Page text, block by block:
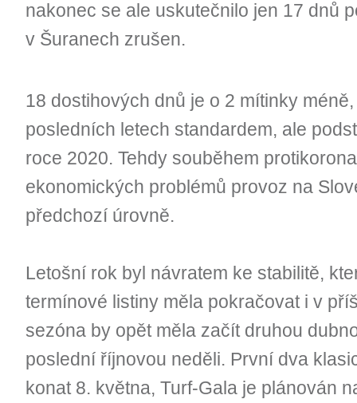
nakonec se ale uskutečnilo jen 17 dnů
v Šuranech zrušen.
18 dostihových dnů je o 2 mítinky
posledních letech standardem, ale
roce 2020. Tehdy souběhem
ekonomických problémů provoz na
předchozí úrovně.
Letošní rok byl návratem ke stabilitě,
termínové listiny měla pokračovat i v
sezóna by opět měla začít druhou
poslední říjnovou neděli. První dva
konat 8. května, Turf-Gala je plánován